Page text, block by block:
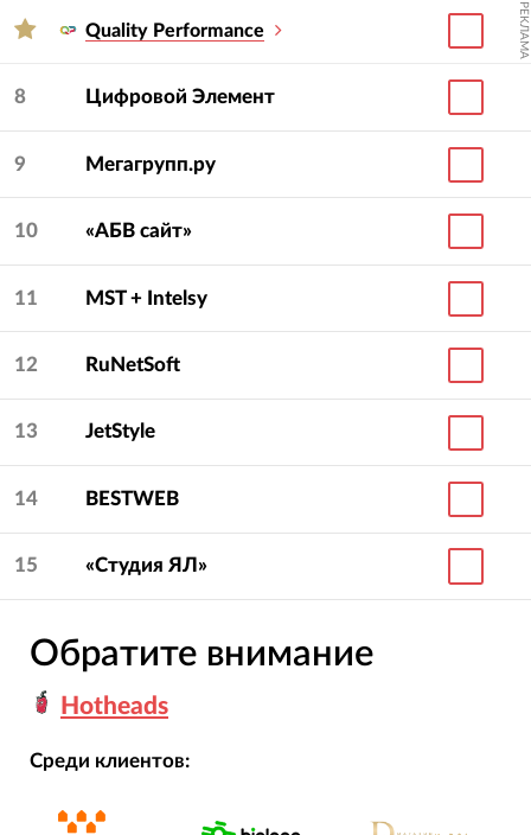
Quality Performance РЕКЛАМА
8 Цифровой Элемент
9 Мегагрупп.ру
10 «АБВ сайт»
11 MST + Intelsy
12 RuNetSoft
13 JetStyle
14 BESTWEB
15 «Студия ЯЛ»
Обратите внимание
Hotheads
Среди клиентов: